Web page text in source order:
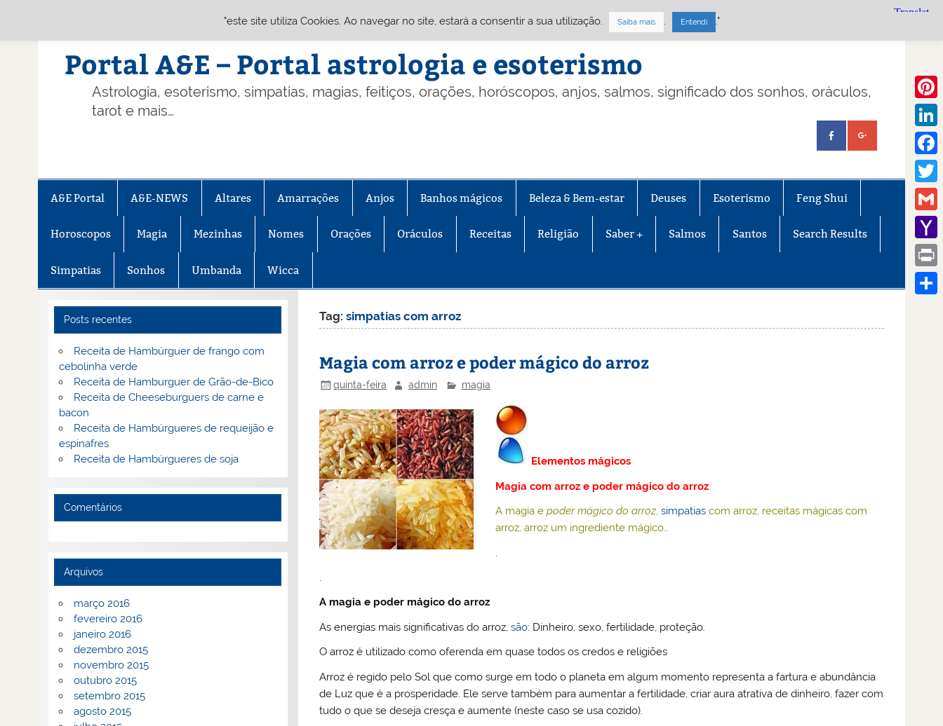
Portal A&E – Portal astrologia e esoterismo
Astrologia, esoterismo, simpatias, magias, feitiços, orações, horóscopos, anjos, salmos, significado dos sonhos, oráculos,
tarot e mais…
A&E Portal A&E-NEWS Altares Amarrações Anjos Banhos mágicos Beleza & Bem-estar Deuses Esoterismo Feng Shui
Horoscopos Magia Mezinhas Nomes Orações Oráculos Receitas Religião Saber + Salmos Santos Search Results
Simpatias Sonhos Umbanda Wicca
Tag:simpatias com arroz
Magia com arroz e poder mágico do arroz
quinta-feira admin magia
Elementos mágicos
Magia com arroz e poder mágico do arroz
A magia e poder mágico do arroz, simpatiascom arroz, receitas mágicas com
arroz, arroz um ingrediente mágico…
.
A magia e poder mágico do arroz
As energias mais significativas do arroz,são: Dinheiro, sexo, fertilidade, proteção.
O arroz é utilizado como oferenda em quase todos os credos e religiões
Arroz é regido pelo Sol que como surge em todo o planeta em algum momento representa a fartura e abundância
de Luz que é a prosperidade. Ele serve também para aumentar a fertilidade, criar aura atrativa de dinheiro, fazer com
tudo o que se deseja cresça e aumente (neste caso se usa cozido).
Posts recentes
Receita de Hambúrguer de frango com
cebolinha verde
Receita de Hamburguer de Grão-de-Bico
Receita de Cheeseburguers de carne e
bacon
Receita de Hambúrgueres de requeijão e
espinafres
Receita de Hambúrgueres de soja
Comentários
Arquivos
março 2016
fevereiro 2016
janeiro 2016
dezembro 2015
novembro 2015
outubro 2015
setembro 2015
agosto 2015
Gmail
Mail
Print
"este site utiliza Cookies. Ao navegar no site, estará a consentir a sua utilização. Saiba mais . Entendi ."